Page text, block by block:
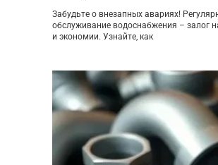
Забудьте о внезапных авариях!
обслуживание водоснабжения – залог
и экономии. Узнайте, как